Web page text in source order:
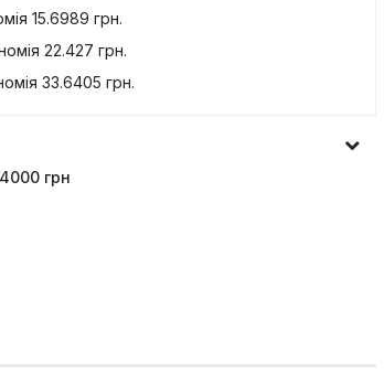
15.6989 грн.
22.427 грн.
33.6405 грн.
грн